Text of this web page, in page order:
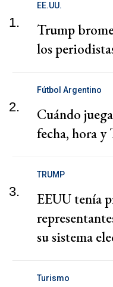
1.
EE.UU.
Trump
los
2.
Fútbol Argentino
Cuándo
fecha, hora y
3.
TRUMP
EEUU tenía
su sistema
Turismo